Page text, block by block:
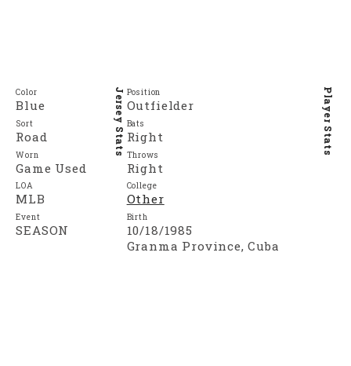
Jersey Stats
Color
Blue
Sort
Road
Worn
Game Used
LOA
MLB
Event
SEASON
Player Stats
Position
Outfielder
Bats
Right
Throws
Right
College
Other
Birth
10/18/1985
Granma Province, Cuba